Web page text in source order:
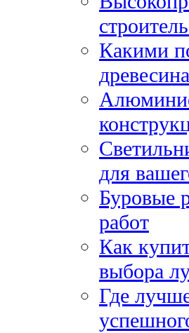
Какими
для
Буровые
работ
Как
выбора
Где